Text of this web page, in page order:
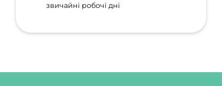
звичайні робочі дні